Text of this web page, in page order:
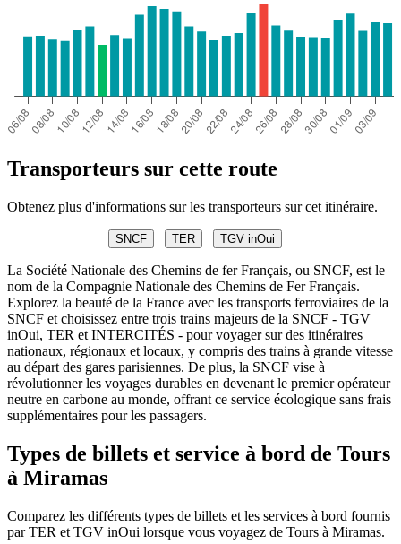
Transporteurs sur cette route
Obtenez plus d'informations sur les transporteurs sur cet itinéraire.
SNCF TER TGV inOui
La Société Nationale des Chemins de fer Français, ou SNCF, est le
nom de la Compagnie Nationale des Chemins de Fer Français.
Explorez la beauté de la France avec les transports ferroviaires de la
SNCF et choisissez entre trois trains majeurs de la SNCF - TGV
inOui, TER et INTERCITÉS - pour voyager sur des itinéraires
nationaux, régionaux et locaux, y compris des trains à grande vitesse
au départ des gares parisiennes. De plus, la SNCF vise à
révolutionner les voyages durables en devenant le premier opérateur
neutre en carbone au monde, offrant ce service écologique sans frais
supplémentaires pour les passagers.
Types de billets et service à bord de Tours
à Miramas
Comparez les différents types de billets et les services à bord fournis
par TER et TGV inOui lorsque vous voyagez de Tours à Miramas.